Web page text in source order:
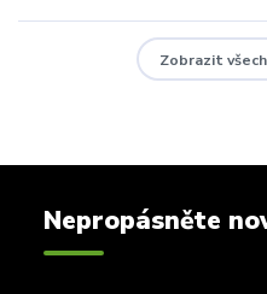
Zobrazit
Nepropásněte